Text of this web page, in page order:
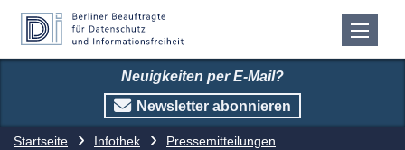
Neuigkeiten per E-Mail?
Newsletter abonnieren
Startseite Infothek
Pressemitteilungen